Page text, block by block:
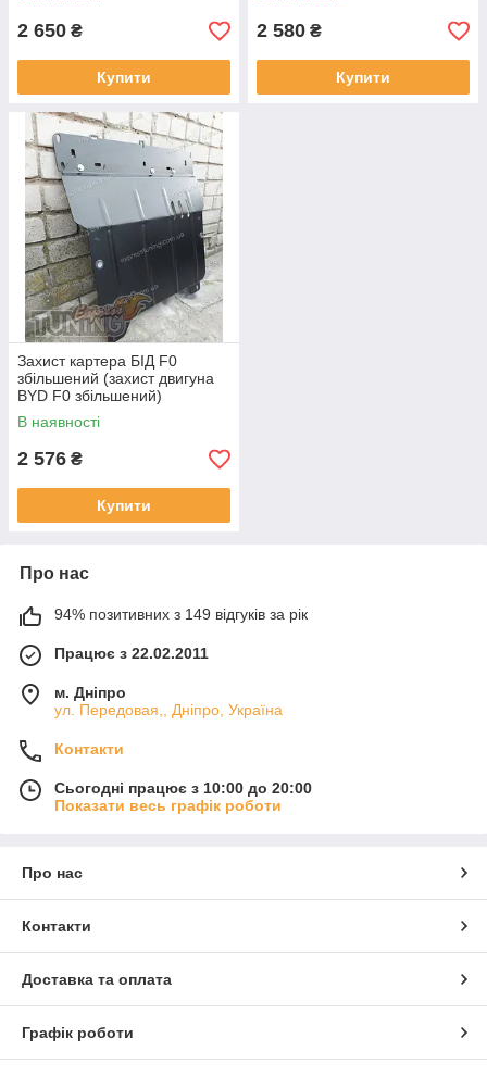
2 650 ₴
Купити
2 580 ₴
Купити
Захист картера БІД F0
збільшений (захист двигуна
BYD F0 збільшений)
В наявності
2 576 ₴
Купити
Про нас
94% позитивних з 149 відгуків за рік
Працює з 22.02.2011
м. Дніпро
ул. Передовая,, Дніпро, Україна
Контакти
Сьогодні працює з 10:00 до 20:00
Показати весь графік роботи
Про нас
Контакти
Доставка та оплата
Графік роботи